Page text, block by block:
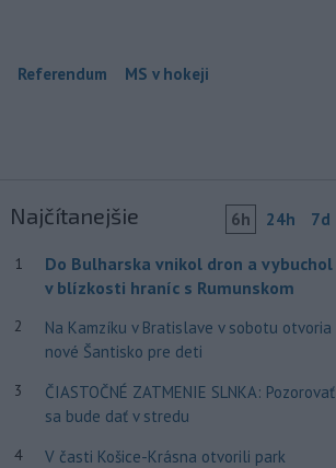
Referendum MS v hokeji
Najčítanejšie 6h 24h 7d
1
Do Bulharska vnikol dron a vybuchol
v blízkosti hraníc s Rumunskom
2
Na Kamzíku v Bratislave v sobotu otvoria
nové Šantisko pre deti
3
ČIASTOČNÉ ZATMENIE SLNKA: Pozorovať
sa bude dať v stredu
4
V časti Košice-Krásna otvorili park